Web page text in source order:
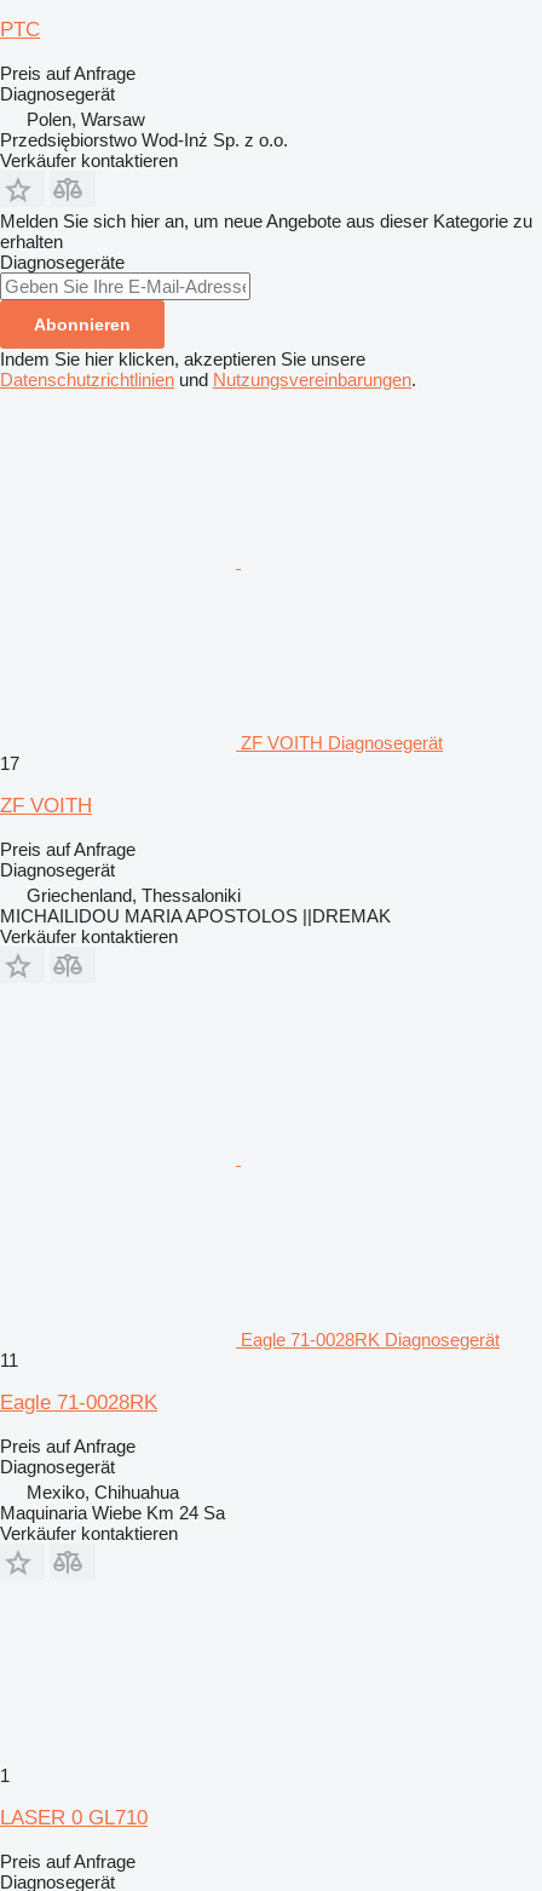
PTC
Preis auf Anfrage
Diagnosegerät
Polen, Warsaw
Przedsiębiorstwo Wod-Inż Sp. z o.o.
Verkäufer kontaktieren
Melden Sie sich hier an, um neue Angebote aus dieser Kategorie zu
erhalten
Diagnosegeräte
Abonnieren
Indem Sie hier klicken, akzeptieren Sie unsere
Datenschutzrichtlinien und Nutzungsvereinbarungen.
ZF VOITH Diagnosegerät
17
ZF VOITH
Preis auf Anfrage
Diagnosegerät
Griechenland, Thessaloniki
MICHAILIDOU MARIA APOSTOLOS ||DREMAK
Verkäufer kontaktieren
Eagle 71-0028RK Diagnosegerät
11
Eagle 71-0028RK
Preis auf Anfrage
Diagnosegerät
Mexiko, Chihuahua
Maquinaria Wiebe Km 24 Sa
Verkäufer kontaktieren
1
LASER 0 GL710
Preis auf Anfrage
Diagnosegerät